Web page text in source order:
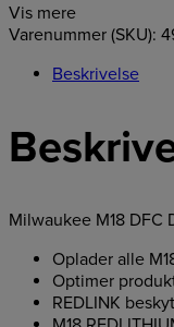
Vis mere
Varenummer (SKU):
Beskrivelse
Milwaukee M18
Oplader alle
Optimer
REDLINK